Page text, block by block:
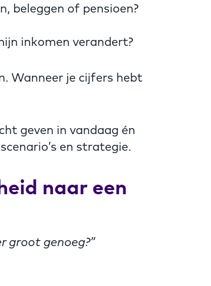
beleggen of pensioen?
inkomen verandert?
Wanneer je cijfers hebt
geven in vandaag én
en strategie.
naar een
groot genoeg?”